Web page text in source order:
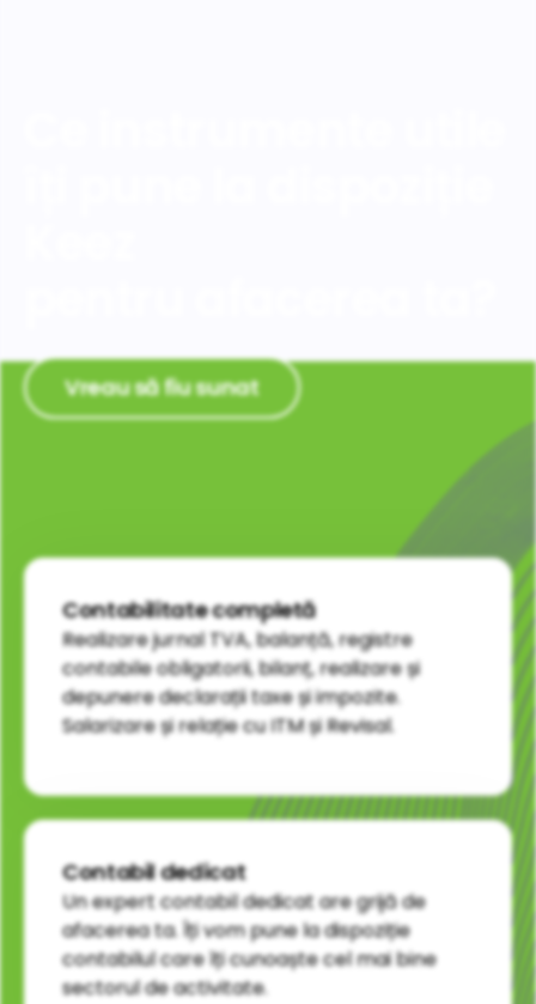
Vreau să fiu sunat
Contabilitate completă
Realizare jurnal TVA, balanță, registre
contabile obligatorii, bilanț, realizare și
depunere declarații taxe și impozite.
Salarizare și relație cu ITM și Revisal.
Contabil dedicat
Un expert contabil dedicat are grijă de
afacerea ta. Îți vom pune la dispoziție
contabilul care îți cunoaște cel mai bine
sectorul de activitate.